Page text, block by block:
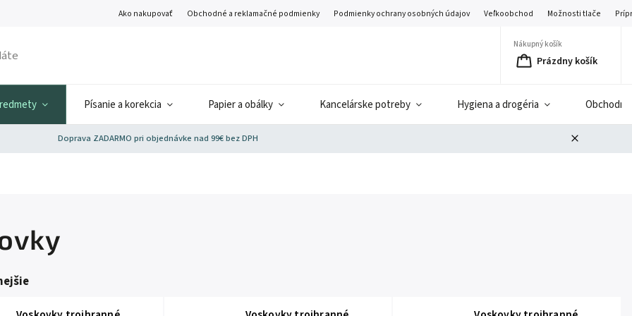
Ako nakupovať Obchodné a reklamačné podmienky Podmienky ochrany osobných údajov Veľkoobchod Možnosti tlače
Nákupný košík
Prázdny košík
Písanie a korekcia Papier a obálky Kancelárske potreby Hygiena a drogéria
Doprava ZADARMO pri objednávke nad 99€ bez DPH